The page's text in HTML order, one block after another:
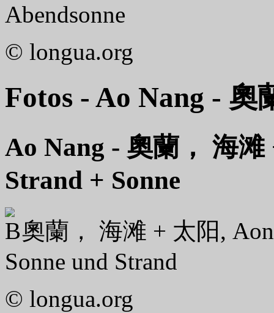
Abendsonne
© longua.org
Fotos - Ao Nang - 奧
Ao Nang - 奧蘭， 海滩
Strand + Sonne
奧蘭， 海滩 + 太阳,
Sonne und Strand
© longua.org